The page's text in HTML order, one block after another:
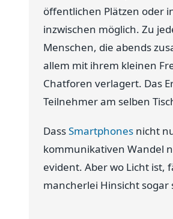
öffentlichen Plätzen oder
inzwischen möglich. Zu
Menschen, die abends
allem mit ihrem kleinen
Chatforen verlagert. Das
Teilnehmer am selben
DassSmartphones nicht
kommunikativen Wandel
evident. Aber wo Licht ist,
mancherlei Hinsicht